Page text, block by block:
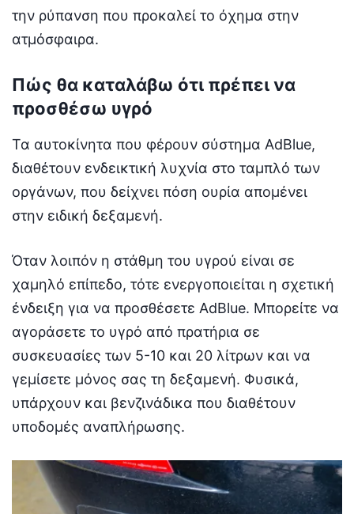
την ρύπανση που προκαλεί το όχημα στην
ατμόσφαιρα.
Πώς θα καταλάβω ότι πρέπει να
προσθέσω υγρό
Τα αυτοκίνητα που φέρουν σύστημα AdBlue,
διαθέτουν ενδεικτική λυχνία στο ταμπλό των
οργάνων, που δείχνει πόση ουρία απομένει
στην ειδική δεξαμενή.
Όταν λοιπόν η στάθμη του υγρού είναι σε
χαμηλό επίπεδο, τότε ενεργοποιείται η σχετική
ένδειξη για να προσθέσετε AdBlue. Μπορείτε να
αγοράσετε το υγρό από πρατήρια σε
συσκευασίες των 5-10 και 20 λίτρων και να
γεμίσετε μόνος σας τη δεξαμενή. Φυσικά,
υπάρχουν και βενζινάδικα που διαθέτουν
υποδομές αναπλήρωσης.